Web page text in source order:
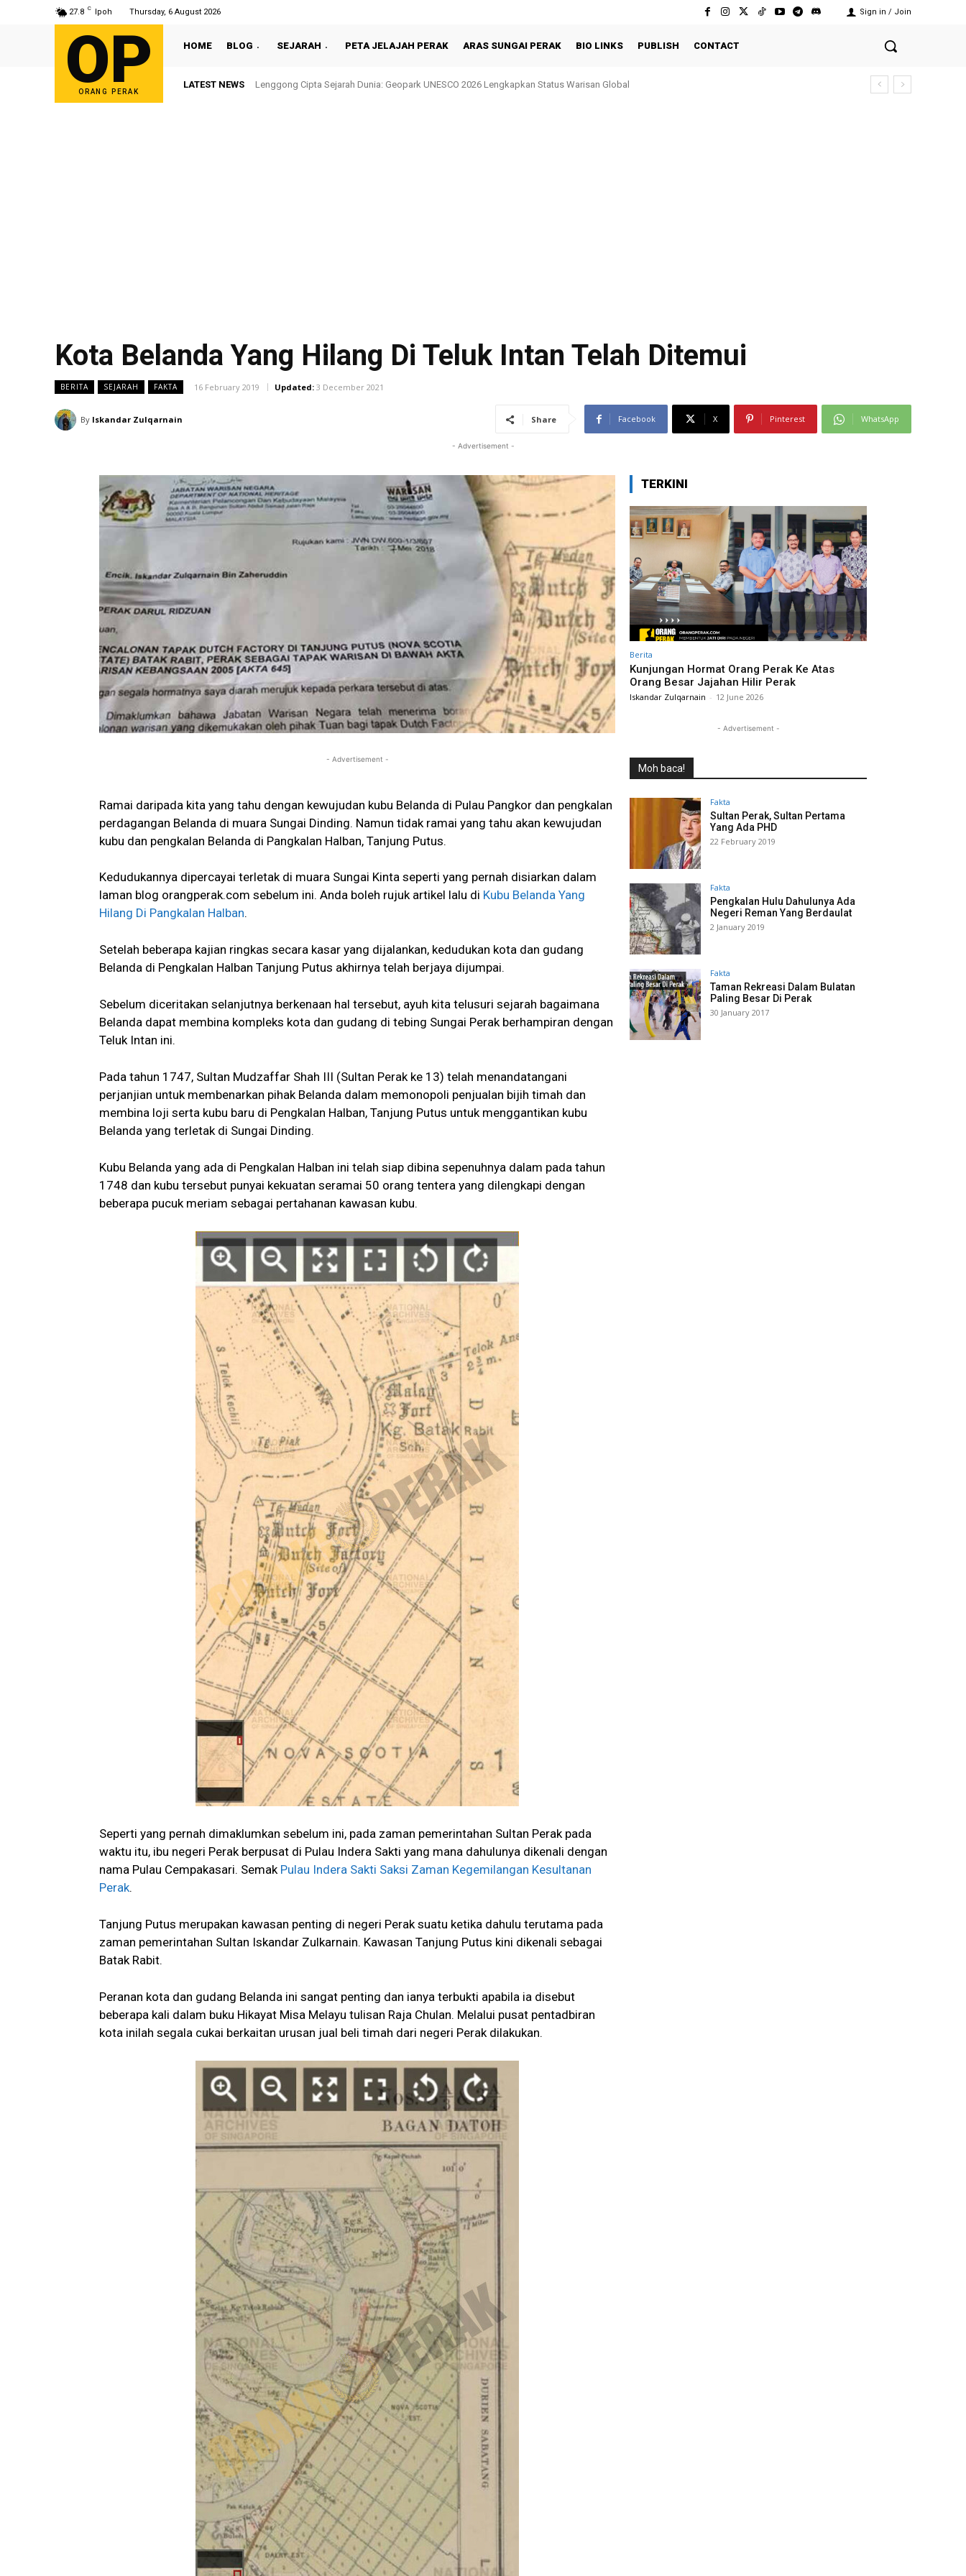
27.8 C Ipoh Thursday, 6 August 2026 Sign in / Join
OP
ORANG PERAK
HOME BLOG SEJARAH PETA JELAJAH PERAK ARAS SUNGAI PERAK BIO LINKS PUBLISH CONTACT
LATEST NEWS Sultan Nazrin Shah Berbuka Puasa Bersama Rakyat di Behrang Stesen
Kota Belanda Yang Hilang Di Teluk Intan Telah Ditemui
BERITA SEJARAH FAKTA 16 February 2019 Updated: 3 December 2021
By Iskandar Zulqarnain Share Facebook X Pinterest WhatsApp
- Advertisement -
- Advertisement -
Ramai daripada kita yang tahu dengan kewujudan kubu Belanda di Pulau Pangkor dan pengkalan
perdagangan Belanda di muara Sungai Dinding. Namun tidak ramai yang tahu akan kewujudan
kubu dan pengkalan Belanda di Pangkalan Halban, Tanjung Putus.
Kedudukannya dipercayai terletak di muara Sungai Kinta seperti yang pernah disiarkan dalam
laman blog orangperak.com sebelum ini. Anda boleh rujuk artikel lalu di Kubu Belanda Yang
Hilang Di Pangkalan Halban.
Setelah beberapa kajian ringkas secara kasar yang dijalankan, kedudukan kota dan gudang
Belanda di Pengkalan Halban Tanjung Putus akhirnya telah berjaya dijumpai.
Sebelum diceritakan selanjutnya berkenaan hal tersebut, ayuh kita telusuri sejarah bagaimana
Belanda dapat membina kompleks kota dan gudang di tebing Sungai Perak berhampiran dengan
Teluk Intan ini.
Pada tahun 1747, Sultan Mudzaffar Shah III (Sultan Perak ke 13) telah menandatangani
perjanjian untuk membenarkan pihak Belanda dalam memonopoli penjualan bijih timah dan
membina loji serta kubu baru di Pengkalan Halban, Tanjung Putus untuk menggantikan kubu
Belanda yang terletak di Sungai Dinding.
Kubu Belanda yang ada di Pengkalan Halban ini telah siap dibina sepenuhnya dalam pada tahun
1748 dan kubu tersebut punyai kekuatan seramai 50 orang tentera yang dilengkapi dengan
beberapa pucuk meriam sebagai pertahanan kawasan kubu.
Seperti yang pernah dimaklumkan sebelum ini, pada zaman pemerintahan Sultan Perak pada
waktu itu, ibu negeri Perak berpusat di Pulau Indera Sakti yang mana dahulunya dikenali dengan
nama Pulau Cempakasari. Semak Pulau Indera Sakti Saksi Zaman Kegemilangan Kesultanan
Perak.
Tanjung Putus merupakan kawasan penting di negeri Perak suatu ketika dahulu terutama pada
zaman pemerintahan Sultan Iskandar Zulkarnain. Kawasan Tanjung Putus kini dikenali sebagai
Batak Rabit.
Peranan kota dan gudang Belanda ini sangat penting dan ianya terbukti apabila ia disebut
beberapa kali dalam buku Hikayat Misa Melayu tulisan Raja Chulan. Melalui pusat pentadbiran
kota inilah segala cukai berkaitan urusan jual beli timah dari negeri Perak dilakukan.
TERKINI
Berita
Kunjungan Hormat Orang Perak Ke Atas
Orang Besar Jajahan Hilir Perak
Iskandar Zulqarnain - 12 June 2026
- Advertisement -
Moh baca!
Fakta
Sultan Perak, Sultan Pertama
Yang Ada PHD
22 February 2019
Fakta
Pengkalan Hulu Dahulunya Ada
Negeri Reman Yang Berdaulat
2 January 2019
Fakta
Taman Rekreasi Dalam Bulatan
Paling Besar Di Perak
30 January 2017